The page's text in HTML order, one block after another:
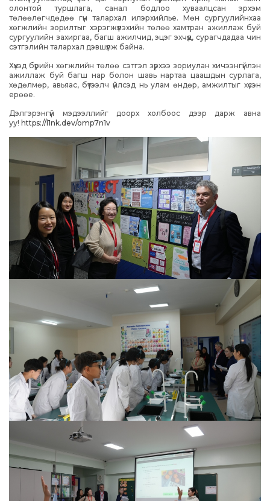
олонтой туршлага, санал бодлоо хуваалцсан эрхэм
төлөөлөгчдөдөө гүн талархал илэрхийлье. Мөн сургуулийнхаа
хөгжлийн зорилтыг хэрэгжүүлэхийн төлөө хамтран ажиллаж буй
сургуулийн захиргаа, багш ажилчид, эцэг эхчүүд, сурагчдадаа чин
сэтгэлийн талархал дэвшүүлж байна.
Хүүхэд бүрийн хөгжлийн төлөө сэтгэл зүрхээ зориулан хичээнгүйлэн
ажиллаж буй багш нар болон шавь нартаа цаашдын сурлага,
хөдөлмөр, авьяас, бүтээлч үйлсэд нь улам өндөр, амжилтыг хүсэн
ерөөе.
Дэлгэрэнгүй мэдээллийг доорх холбоос дээр дарж авна
уу! https://l1nk.dev/omp7n1v